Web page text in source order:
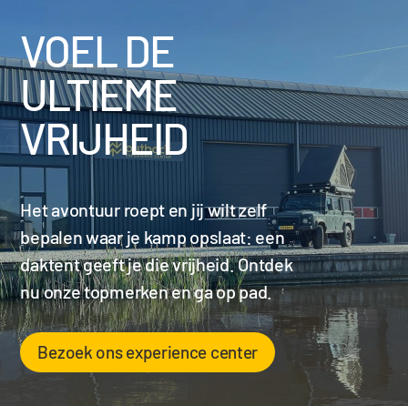
VOEL DE
ULTIEME
VRIJHEID
Het avontuur roept en jij wilt zelf
bepalen waar je kamp opslaat: een
daktent geeft je die vrijheid. Ontdek
nu onze topmerken en ga op pad.
Bezoek ons experience center